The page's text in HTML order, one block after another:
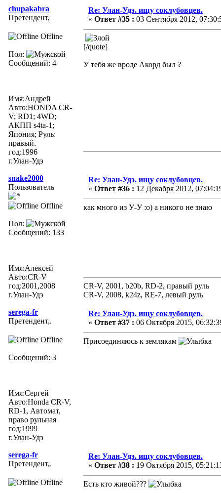
chupakabra
Претендент,
Offline
Пол:
Сообщений: 4
Имя:Андрей
Авто:HONDA CR-
V; RD1; 4WD;
АКПП s4ta-1;
Япония; Руль:
правый.
год:1996
г.Улан-Удэ
Re: Улан-Удэ. ищу соклубовцев.
« Ответ #35 : 03 Сентября 2012,
[/quote]
У тебя же вроде Акорд был ?
snake2000
Пользователь
Offline
Пол:
Сообщений: 133
Имя:Алексей
Авто:CR-V
год:2001,2008
г.Улан-Удэ
Re: Улан-Удэ. ищу соклубовцев.
« Ответ #36 : 12 Декабря 2012,
как много из У-У :о) а никого не знаю
CR-V, 2001, b20b, RD-2, правый руль
CR-V, 2008, k24z, RE-7, левый руль
serega-fr
Претендент,.
Offline
Сообщений: 3
Имя:Сергей
Авто:Honda CR-V,
RD-1, Автомат,
право рульная
год:1999
г.Улан-Удэ
Re: Улан-Удэ. ищу соклубовцев.
« Ответ #37 : 06 Октября 2015,
Присоединяюсь к землякам
serega-fr
Претендент,.
Offline
Re: Улан-Удэ. ищу соклубовцев.
« Ответ #38 : 19 Октября 2015,
Есть кто живой???